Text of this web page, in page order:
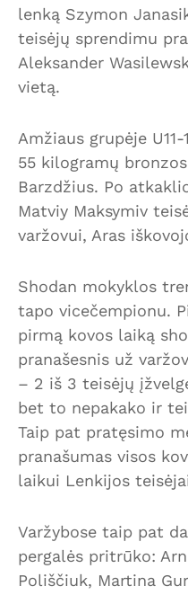
lenką Szymon
teisėjų sprendimu
Aleksander
vietą.
Amžiaus grupėje
55 kilogramų
Barzdžius. Po
Matviy Maksymiv
varžovui, Aras
Shodan mokyklos
tapo vicečempionu.
pirmą kovos laiką
pranašesnis už
– 2 iš 3 teisėjų
bet to nepakako ir
Taip pat pratęsimo
pranašumas visos
laikui Lenkijos
Varžybose taip pat
pergalės pritrūko:
Poliščiuk, Martina